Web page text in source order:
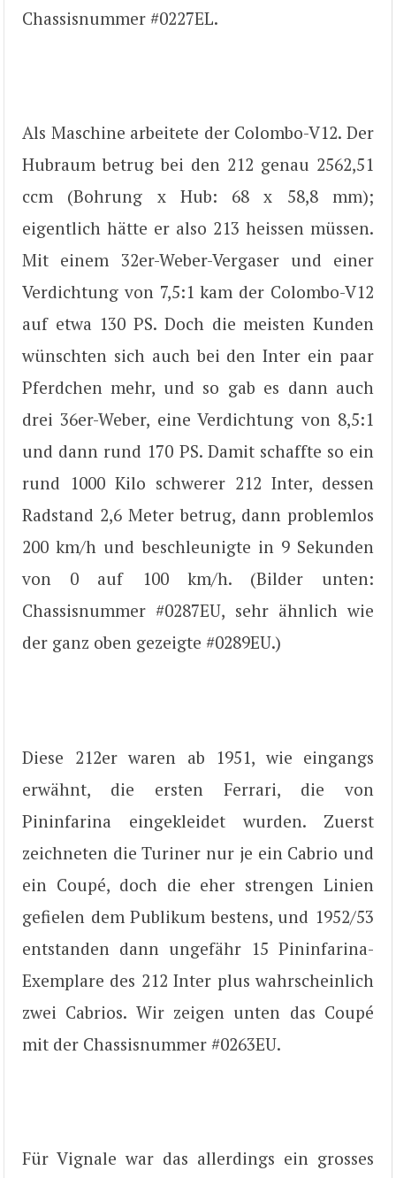
Chassisnummer #0227EL.
Als Maschine arbeitete der Colombo-V12. Der
Hubraum betrug bei den 212 genau 2562,51
ccm (Bohrung x Hub: 68 x 58,8 mm);
eigentlich hätte er also 213 heissen müssen.
Mit einem 32er-Weber-Vergaser und einer
Verdichtung von 7,5:1 kam der Colombo-V12
auf etwa 130 PS. Doch die meisten Kunden
wünschten sich auch bei den Inter ein paar
Pferdchen mehr, und so gab es dann auch
drei 36er-Weber, eine Verdichtung von 8,5:1
und dann rund 170 PS. Damit schaffte so ein
rund 1000 Kilo schwerer 212 Inter, dessen
Radstand 2,6 Meter betrug, dann problemlos
200 km/h und beschleunigte in 9 Sekunden
von 0 auf 100 km/h. (Bilder unten:
Chassisnummer #0287EU, sehr ähnlich wie
der ganz oben gezeigte #0289EU.)
Diese 212er waren ab 1951, wie eingangs
erwähnt, die ersten Ferrari, die von
Pininfarina eingekleidet wurden. Zuerst
zeichneten die Turiner nur je ein Cabrio und
ein Coupé, doch die eher strengen Linien
gefielen dem Publikum bestens, und 1952/53
entstanden dann ungefähr 15 Pininfarina-
Exemplare des 212 Inter plus wahrscheinlich
zwei Cabrios. Wir zeigen unten das Coupé
mit der Chassisnummer #0263EU.
Für Vignale war das allerdings ein grosses